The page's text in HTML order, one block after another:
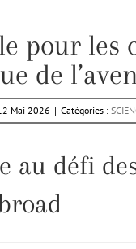
pour les
de
Mai 2026 | Catégories :
au défi